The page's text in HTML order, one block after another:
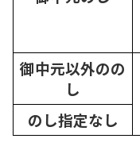
御中元以外のの
し
のし指定なし